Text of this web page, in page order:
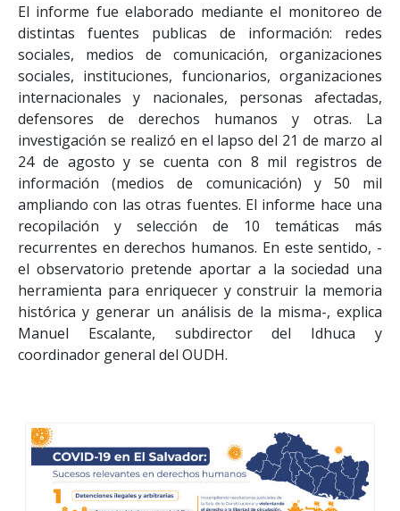
El informe fue elaborado mediante el monitoreo de
distintas fuentes publicas de información: redes
sociales, medios de comunicación, organizaciones
sociales, instituciones, funcionarios, organizaciones
internacionales y nacionales, personas afectadas,
defensores de derechos humanos y otras. La
investigación se realizó en el lapso del 21 de marzo al
24 de agosto y se cuenta con 8 mil registros de
información (medios de comunicación) y 50 mil
ampliando con las otras fuentes. El informe hace una
recopilación y selección de 10 temáticas más
recurrentes en derechos humanos. En este sentido, -
el observatorio pretende aportar a la sociedad una
herramienta para enriquecer y construir la memoria
histórica y generar un análisis de la misma-, explica
Manuel Escalante, subdirector del Idhuca y
coordinador general del OUDH.